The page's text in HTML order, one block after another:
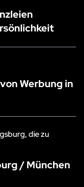
Werbung in
die zu
/ München